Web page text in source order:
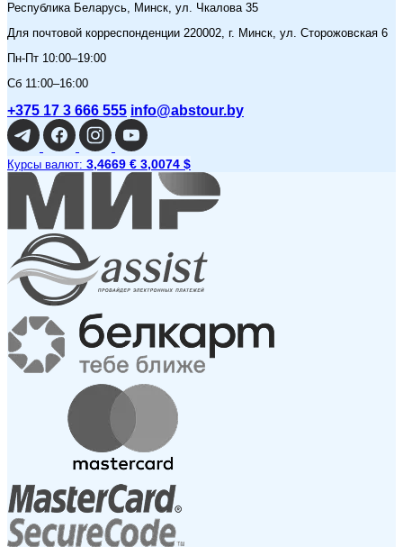
Республика Беларусь, Минск, ул. Чкалова 35
Для почтовой корреспонденции 220002, г. Минск, ул. Сторожовская 6
Пн-Пт 10:00–19:00
Сб 11:00–16:00
+375 17 3 666 555 info@abstour.by
Курсы валют: 3,4669 € 3,0074 $